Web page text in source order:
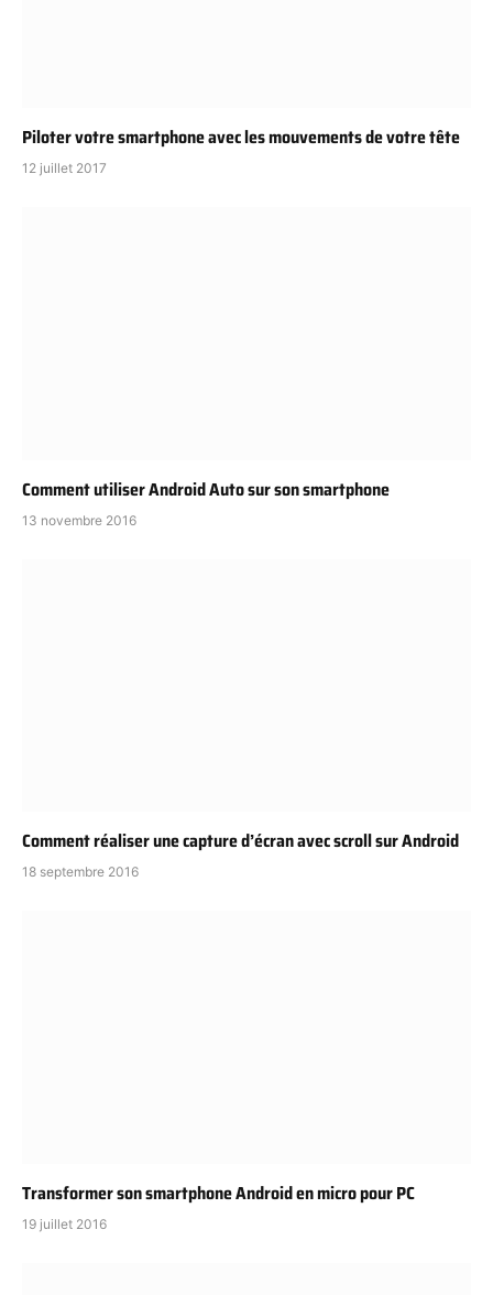
Piloter votre smartphone avec les mouvements de votre tête
12 juillet 2017
Comment utiliser Android Auto sur son smartphone
13 novembre 2016
Comment réaliser une capture d’écran avec scroll sur Android
18 septembre 2016
Transformer son smartphone Android en micro pour PC
19 juillet 2016